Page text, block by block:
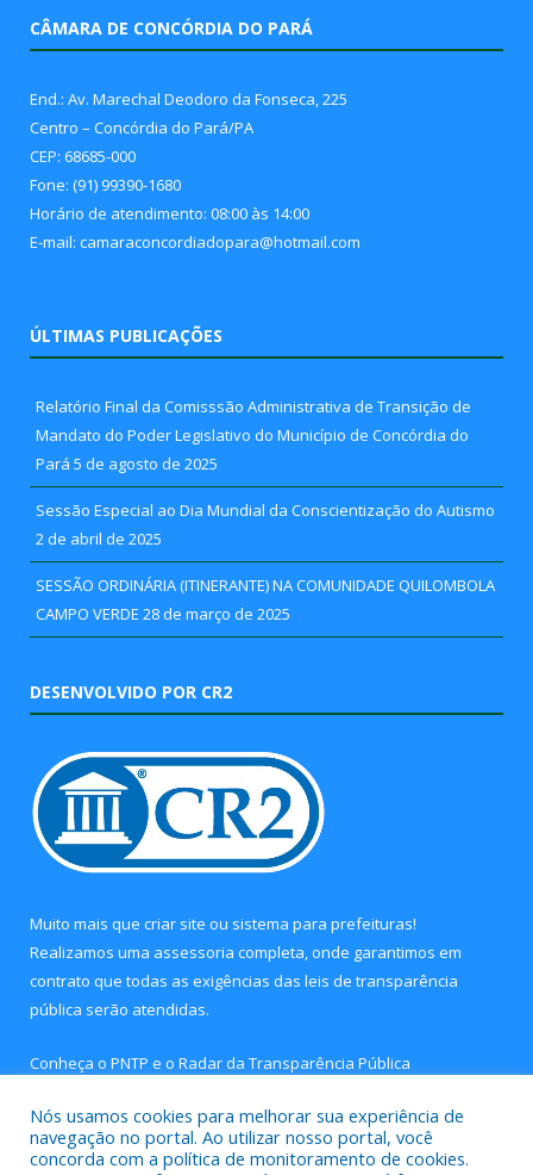
CÂMARA DE CONCÓRDIA DO PARÁ
End.: Av. Marechal Deodoro da Fonseca, 225
Centro – Concórdia do Pará/PA
CEP: 68685-000
Fone: (91) 99390-1680
Horário de atendimento: 08:00 às 14:00
E-mail: camaraconcordiadopara@hotmail.com
ÚLTIMAS PUBLICAÇÕES
Relatório Final da Comisssão Administrativa de Transição de
Mandato do Poder Legislativo do Município de Concórdia do
Pará 5 de agosto de 2025
Sessão Especial ao Dia Mundial da Conscientização do Autismo
2 de abril de 2025
SESSÃO ORDINÁRIA (ITINERANTE) NA COMUNIDADE QUILOMBOLA
CAMPO VERDE 28 de março de 2025
DESENVOLVIDO POR CR2
Muito mais que criar site ou sistema para prefeituras!
Realizamos uma assessoria completa, onde garantimos em
contrato que todas as exigências das leis de transparência
pública serão atendidas.
Conheça o PNTP e o Radar da Transparência Pública
Nós usamos cookies para melhorar sua experiência de
navegação no portal. Ao utilizar nosso portal, você
concorda com a política de monitoramento de cookies.